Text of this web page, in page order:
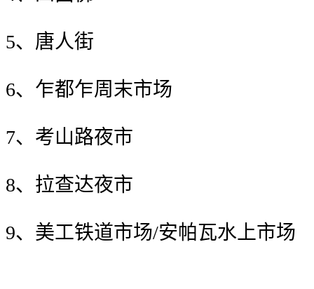
5、唐人街
6、乍都乍周末市场
7、考山路夜市
8、拉查达夜市
9、美工铁道市场/安帕瓦水上市场